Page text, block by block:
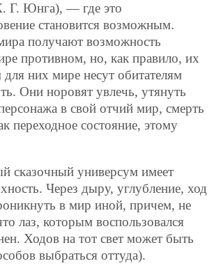
Г. Юнга), — где это
становится возможным.
получают возможность
противном, но, как правило, их
них мире несут обитателям
Они норовят увлечь, утянуть
в свой отчий мир, смерть
переходное состояние, этому
сказочный универсум имеет
Через дыру, углубление, ход
в мир иной, причем, не
лаз, которым воспользовался
Ходов на тот свет может быть
выбраться оттуда).